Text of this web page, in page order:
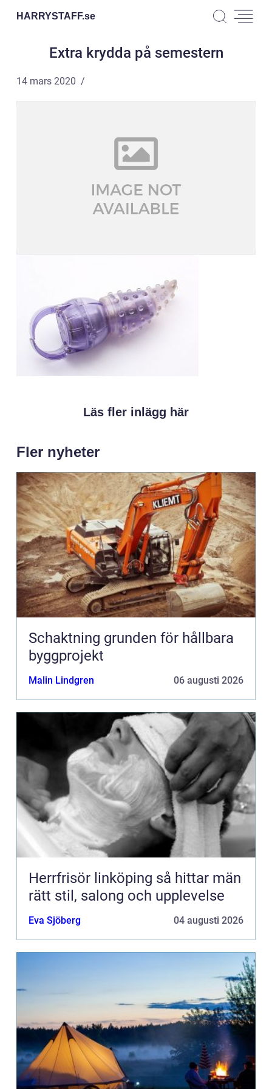
HARRYSTAFF.se
Extra krydda på semestern
14 mars 2020
Läs fler inlägg här
Fler nyheter
Schaktning grunden för hållbara
byggprojekt
Malin Lindgren 06 augusti 2026
Herrfrisör linköping så hittar män
rätt stil, salong och upplevelse
Eva Sjöberg 04 augusti 2026